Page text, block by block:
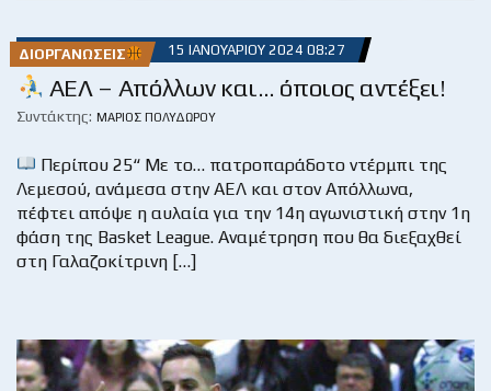
ΔΙΟΡΓΑΝΏΣΕΙΣ 15 ΙΑΝΟΥΑΡΊΟΥ 2024 08:27
AEΛ – Απόλλων και… όποιος αντέξει!
Συντάκτης: ΜΆΡΙΟΣ ΠΟΛΥΔΏΡΟΥ
Περίπου 25“ Με το… πατροπαράδοτο ντέρμπι της
Λεμεσού, ανάμεσα στην ΑΕΛ και στον Απόλλωνα,
πέφτει απόψε η αυλαία για την 14η αγωνιστική στην 1η
φάση της Basket League. Αναμέτρηση που θα διεξαχθεί
στη Γαλαζοκίτρινη […]